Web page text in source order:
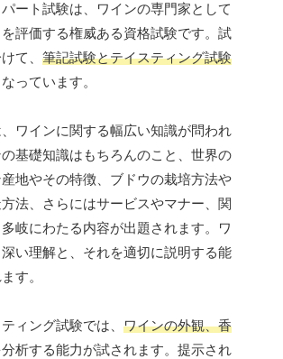
ート試験は、ワインの専門家として
評価する権威ある資格試験です。試
て、 筆記試験とテイスティング試験
っています。
ワインに関する幅広い知識が問われ
基礎知識はもちろんのこと、世界の
地やその特徴、ブドウの栽培方法や
法、さらにはサービスやマナー、関
岐にわたる内容が出題されます。ワ
い理解と、それを適切に説明する能
す。
ィング試験では、 ワインの外観、香
分析する能力が試されます。提示され